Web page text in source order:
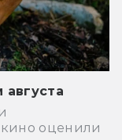
оценили